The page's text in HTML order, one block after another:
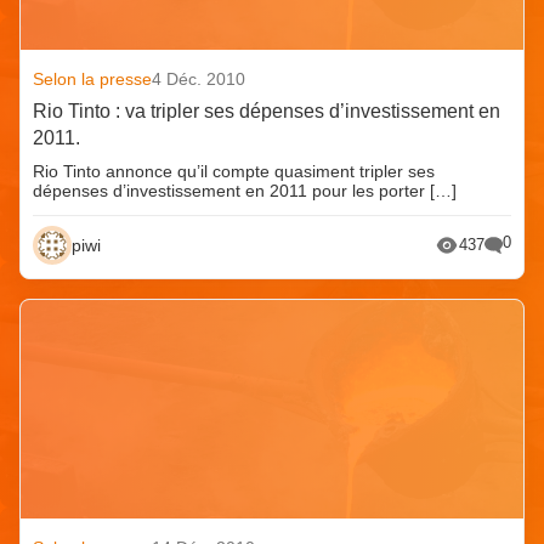
Selon la presse4 Déc. 2010
Rio Tinto : va tripler ses dépenses d’investissement en
2011.
Rio Tinto annonce qu’il compte quasiment tripler ses
dépenses d’investissement en 2011 pour les porter […]
piwi 437 0